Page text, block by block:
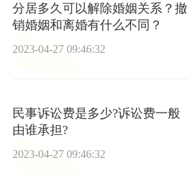
分居多久可以解除婚姻关系？撤
销婚姻和离婚有什么不同？
2023-04-27 09:46:32
民事诉讼费是多少?诉讼费一般
由谁承担?
2023-04-27 09:46:32